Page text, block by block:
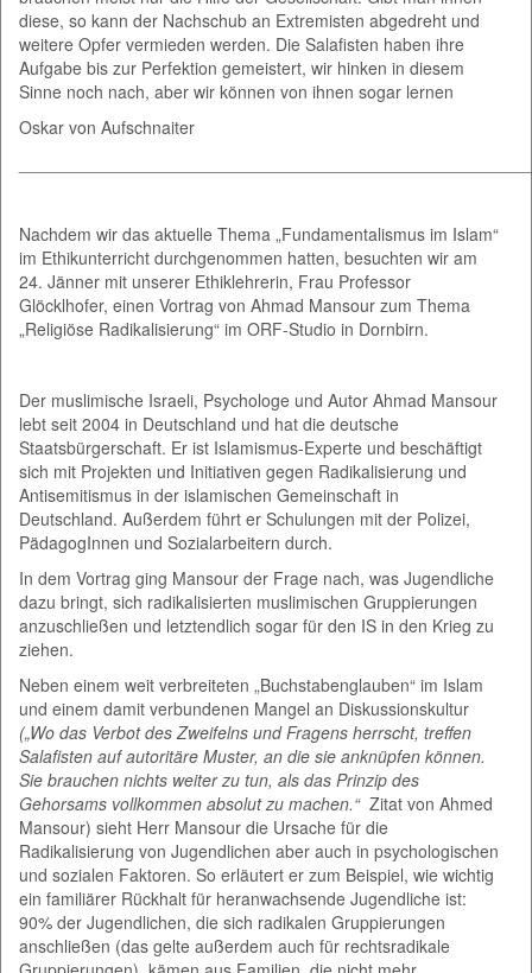
diese, so kann der Nachschub an Extremisten abgedreht und
weitere Opfer vermieden werden. Die Salafisten haben ihre
Aufgabe bis zur Perfektion gemeistert, wir hinken in diesem
Sinne noch nach, aber wir können von ihnen sogar lernen
Oskar von Aufschnaiter
Nachdem wir das aktuelle Thema „Fundamentalismus im Islam“
im Ethikunterricht durchgenommen hatten, besuchten wir am
24. Jänner mit unserer Ethiklehrerin, Frau Professor
Glöcklhofer, einen Vortrag von Ahmad Mansour zum Thema
„Religiöse Radikalisierung“ im ORF-Studio in Dornbirn.
Der muslimische Israeli, Psychologe und Autor Ahmad Mansour
lebt seit 2004 in Deutschland und hat die deutsche
Staatsbürgerschaft. Er ist Islamismus-Experte und beschäftigt
sich mit Projekten und Initiativen gegen Radikalisierung und
Antisemitismus in der islamischen Gemeinschaft in
Deutschland. Außerdem führt er Schulungen mit der Polizei,
PädagogInnen und Sozialarbeitern durch.
In dem Vortrag ging Mansour der Frage nach, was Jugendliche
dazu bringt, sich radikalisierten muslimischen Gruppierungen
anzuschließen und letztendlich sogar für den IS in den Krieg zu
ziehen.
Neben einem weit verbreiteten „Buchstabenglauben“ im Islam
und einem damit verbundenen Mangel an Diskussionskultur
(„Wo das Verbot des Zweifelns und Fragens herrscht, treffen
Salafisten auf autoritäre Muster, an die sie anknüpfen können.
Sie brauchen nichts weiter zu tun, als das Prinzip des
Gehorsams vollkommen absolut zu machen.“Zitat von Ahmed
Mansour) sieht Herr Mansour die Ursache für die
Radikalisierung von Jugendlichen aber auch in psychologischen
und sozialen Faktoren. So erläutert er zum Beispiel, wie wichtig
ein familiärer Rückhalt für heranwachsende Jugendliche ist:
90% der Jugendlichen, die sich radikalen Gruppierungen
anschließen (das gelte außerdem auch für rechtsradikale